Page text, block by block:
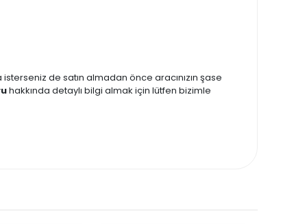
isterseniz de satın almadan önce aracınızın şase
hakkında detaylı bilgi almak için lütfen bizimle